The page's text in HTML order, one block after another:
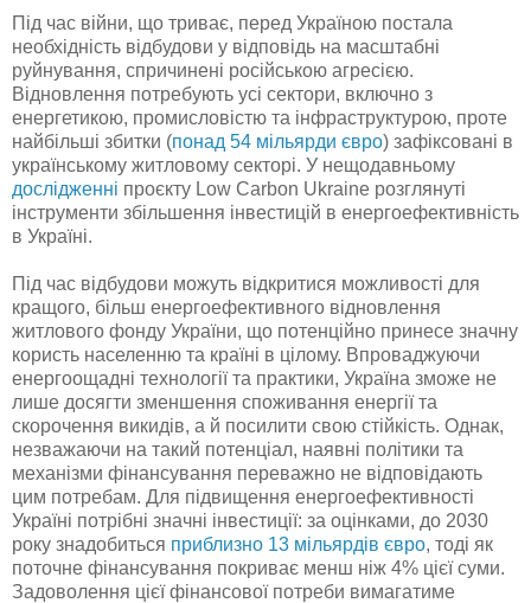
Під час війни, що триває, перед Україною постала
необхідність відбудови у відповідь на масштабні
руйнування, спричинені російською агресією.
Відновлення потребують усі сектори, включно з
енергетикою, промисловістю та інфраструктурою, проте
найбільші збитки (понад 54 мільярди євро) зафіксовані в
українському житловому секторі. У нещодавньому
дослідженні проєкту Low Carbon Ukraine розглянуті
інструменти збільшення інвестицій в енергоефективність
в Україні.
Під час відбудови можуть відкритися можливості для
кращого, більш енергоефективного відновлення
житлового фонду України, що потенційно принесе значну
користь населенню та країні в цілому. Впроваджуючи
енергоощадні технології та практики, Україна зможе не
лише досягти зменшення споживання енергії та
скорочення викидів, а й посилити свою стійкість. Однак,
незважаючи на такий потенціал, наявні політики та
механізми фінансування переважно не відповідають
цим потребам. Для підвищення енергоефективності
Україні потрібні значні інвестиції: за оцінками, до 2030
року знадобиться приблизно 13 мільярдів євро, тоді як
поточне фінансування покриває менш ніж 4% цієї суми.
Задоволення цієї фінансової потреби вимагатиме